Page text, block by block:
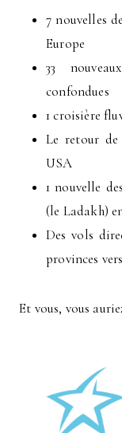
7 nouvelles
Europe
33
confondues
1 croisière
Le retour
USA
1 nouvelle
(le Ladakh)
Des vols
provinces
Et vous, vous